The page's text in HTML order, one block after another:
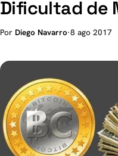
Dificultad de
Por Diego Navarro·8 ago 2017